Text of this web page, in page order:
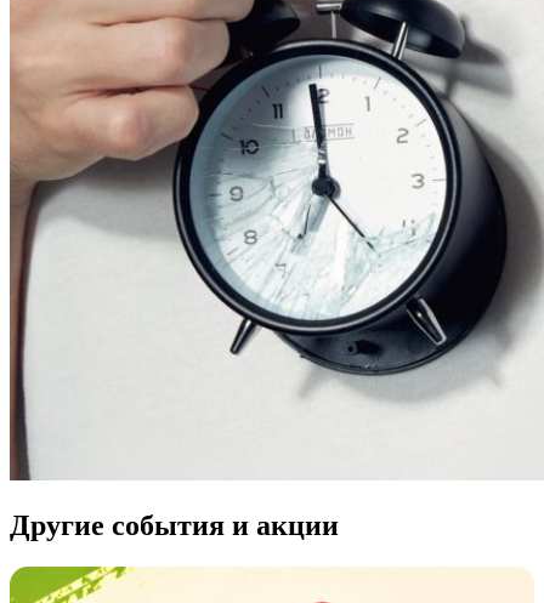
Другие события и акции